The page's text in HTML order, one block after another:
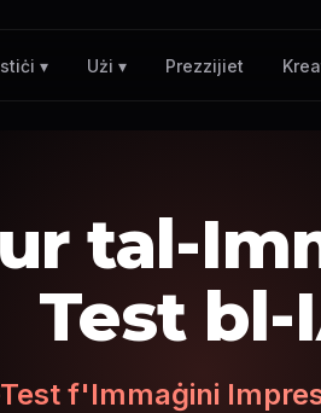
▾ Użi ▾ Prezzijiet
tal-
Test bl-
f'Immaġini